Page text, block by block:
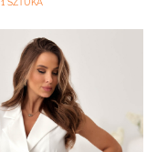
SZTUKA